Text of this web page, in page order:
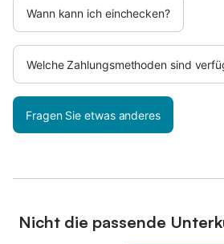
Wann kann ich einchecken?
Welche Zahlungsmethoden sind
Fragen Sie etwas anderes
Nicht die passende